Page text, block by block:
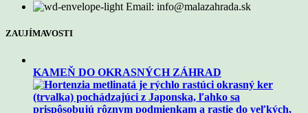
Email: info@malazahrada.sk
ZAUJÍMAVOSTI
KAMEŇ DO OKRASNÝCH ZÁHRAD